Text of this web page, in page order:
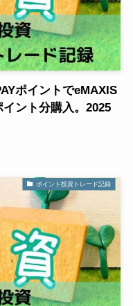
ポイントでeMAXIS
ント分購入。2025
ポイント投資トレード記録